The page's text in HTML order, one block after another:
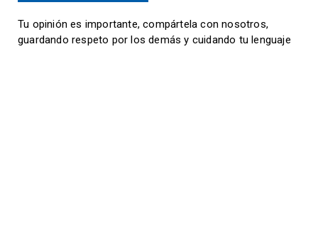
Tu opinión es importante, compártela con nosotros,
guardando respeto por los demás y cuidando tu lenguaje